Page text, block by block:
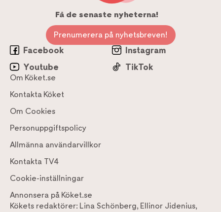
Få de senaste nyheterna!
Prenumerera på nyhetsbreven!
Facebook
Instagram
Youtube
TikTok
Om Köket.se
Kontakta Köket
Om Cookies
Personuppgiftspolicy
Allmänna användarvillkor
Kontakta TV4
Cookie-inställningar
Annonsera på Köket.se
Kökets redaktörer: Lina Schönberg, Ellinor Jidenius,